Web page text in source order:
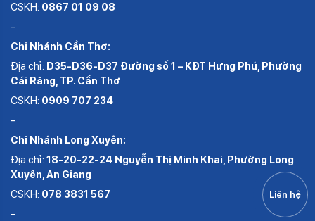
CSKH: 0867 01 09 08
–
Chi Nhánh Cần Thơ:
Địa chỉ: D35-D36-D37 Đường số 1 – KĐT Hưng Phú, Phường
Cái Răng, TP. Cần Thơ
CSKH: 0909 707 234
–
Chi Nhánh Long Xuyên:
Địa chỉ: 18-20-22-24 Nguyễn Thị Minh Khai, Phường Long
Xuyên, An Giang
CSKH: 078 3831 567
–
Liên hệ